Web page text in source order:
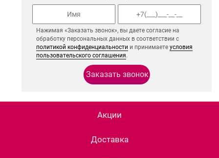
Нажимая «Заказать звонок», вы даете согласие на
обработку персональных данных в соответствии с
политикой конфиденциальности и принимаетеусловия
пользовательского соглашения.
Акции
Доставка